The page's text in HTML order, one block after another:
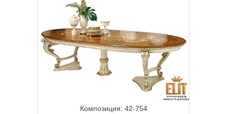
Композиция: 42-754